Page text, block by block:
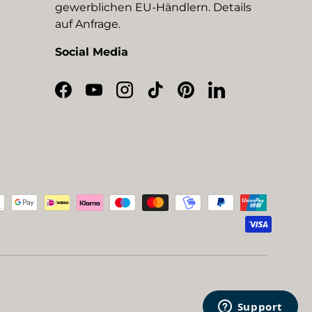
gewerblichen EU-Händlern. Details
auf Anfrage.
Social Media
Facebook
YouTubeInstagram
TikTokPinterestLinkedIn